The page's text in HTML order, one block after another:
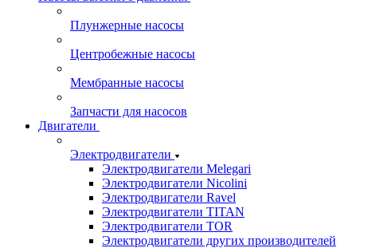
Плунжерные насосы
Центробежные насосы
Мембранные насосы
Запчасти для насосов
Двигатели
Электродвигатели
Электродвигатели Melegari
Электродвигатели Nicolini
Электродвигатели Ravel
Электродвигатели TITAN
Электродвигатели TOR
Электродвигатели других производителей